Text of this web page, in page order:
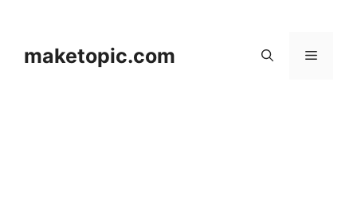
maketopic.com 메